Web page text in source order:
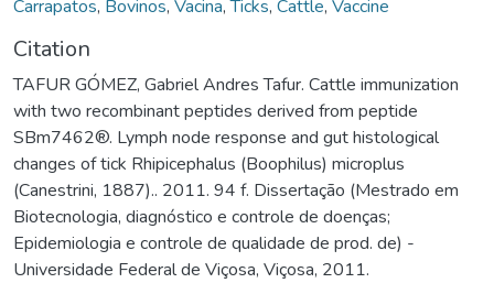
Carrapatos, Bovinos, Vacina,Ticks, Cattle, Vaccine
Citation
TAFUR GÓMEZ, Gabriel Andres Tafur. Cattle immunization
with two recombinant peptides derived from peptide
SBm7462®. Lymph node response and gut histological
changes of tick Rhipicephalus (Boophilus) microplus
(Canestrini, 1887).. 2011. 94 f. Dissertação (Mestrado em
Biotecnologia, diagnóstico e controle de doenças;
Epidemiologia e controle de qualidade de prod. de) -
Universidade Federal de Viçosa, Viçosa, 2011.